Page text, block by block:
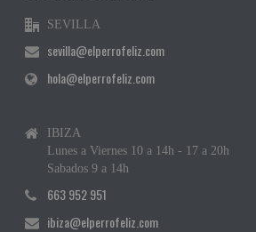
SEVILLA
sevilla@elperrofeliz.com
hola@elperrofeliz.com
IBIZA
Lunes a Viernes 10 a 14h - 17 a 20h
Sabados 9 a 14h
663 952 951
ibiza@elperrofeliz.com